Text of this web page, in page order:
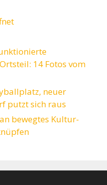
14 Fotos vom
neuer
putzt sich raus
bewegtes Kultur-